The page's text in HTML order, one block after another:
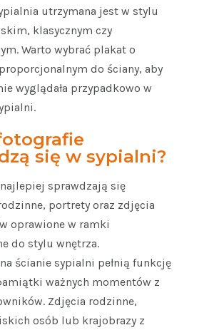
utrzymana jest w stylu
klasycznym czy
Warto wybrać plakat o
do ściany, aby
wyglądała przypadkowo w
się w sypialni?
sprawdzają się
portrety oraz zdjęcia
oprawione w ramki
do stylu wnętrza.
ścianie sypialni pełnią funkcję
ważnych momentów z
Zdjęcia rodzinne,
osób lub krajobrazy z